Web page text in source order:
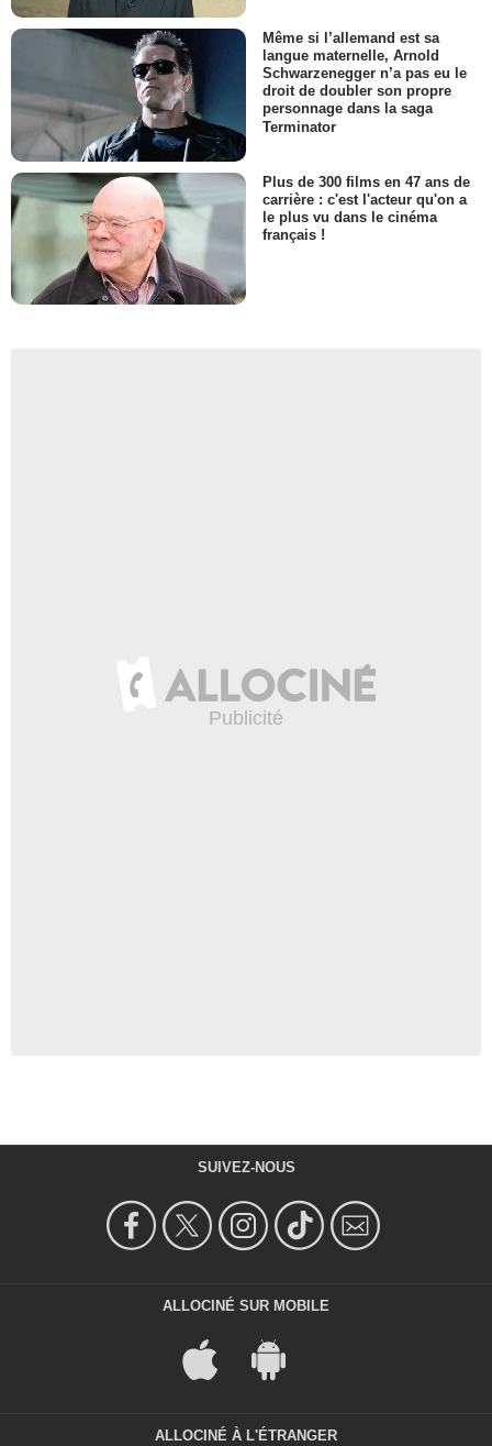
Même si l’allemand est sa
langue maternelle, Arnold
Schwarzenegger n’a pas eu le
droit de doubler son propre
personnage dans la saga
Terminator
Plus de 300 films en 47 ans de
carrière : c'est l'acteur qu'on a
le plus vu dans le cinéma
français !
SUIVEZ-NOUS
ALLOCINÉ SUR MOBILE
ALLOCINÉ À L'ÉTRANGER